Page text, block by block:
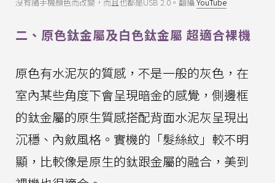
二、原色鈦金屬及白色鈦金屬 超適合裸機
原色有水泥灰的質感，不是一般的灰色，在
室內某些角度下會呈現暗金的感覺，側邊框
的鈦金屬的原生質感搭配背面水泥灰呈現出
沉穩、內斂風格。實機的「髮絲紋」較不明
顯，比較像是原生的鈦跟金屬的融合，美到